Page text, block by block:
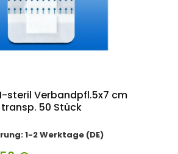
steril Verbandpfl.5x7 cm
transp. 50 Stück
1-2 Werktage (DE)